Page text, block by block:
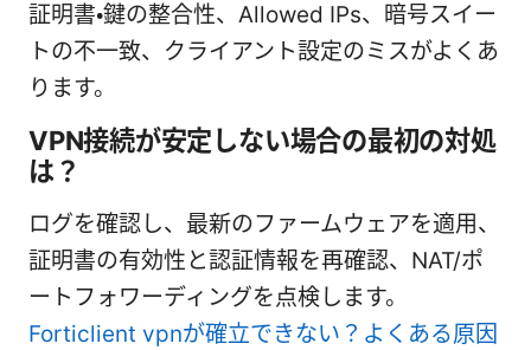
証明書・鍵の整合性、Allowed IPs、暗号スイー
トの不一致、クライアント設定のミスがよくあ
ります。
VPN接続が安定しない場合の最初の対処
は？
ログを確認し、最新のファームウェアを適用、
証明書の有効性と認証情報を再確認、NAT/ポ
ートフォワーディングを点検します。
Forticlient vpnが確立できない？よくある原因